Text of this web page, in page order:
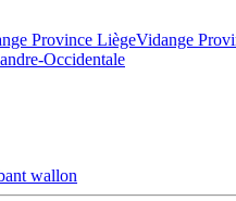
Province LiègeVidange
Occidentale
wallon